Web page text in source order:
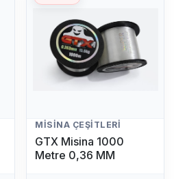
MISINA ÇEŞITLERI
GTX Misina 1000
Metre 0,36 MM